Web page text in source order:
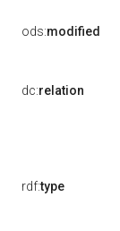
ods:modified
dc:relation
rdf:type